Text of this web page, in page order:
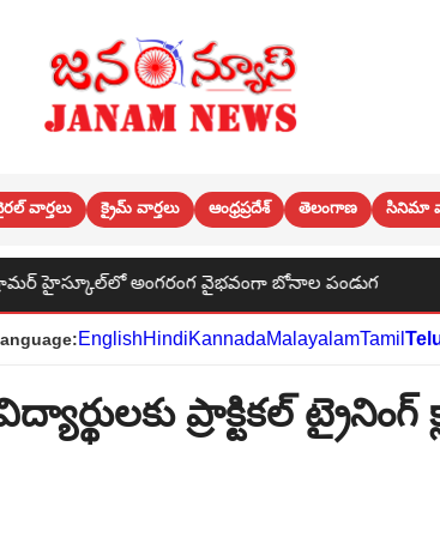
వార్తలు క్రైమ్ వార్తలు ఆంధ్రప్రదేశ్ తెలంగాణ సినిమా
బోనాల పండుగ బూత్ స్థాయి నుండి పార్టీ
EnglishHindiKannadaMalayalamTamil
ప్రాక్టికల్ ట్రైనింగ్